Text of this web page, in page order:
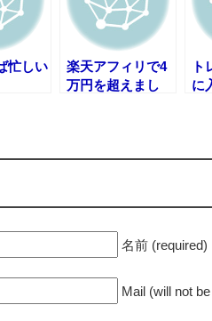
忙しい
楽天アフィリで4
万円を超えまし
ト
に
名前 (required)
Mail (will not